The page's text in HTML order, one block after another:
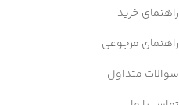
راهنمای خرید
راهنمای مرجوعی
سوالات متداول